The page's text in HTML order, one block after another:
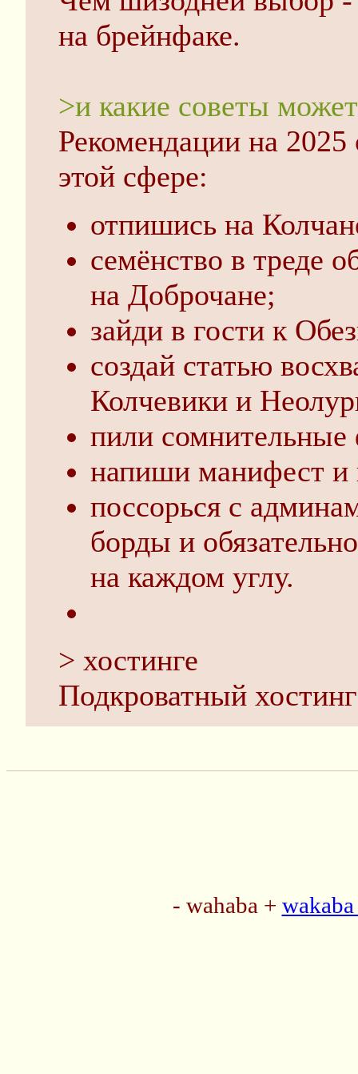
на брейнфаке.
>и какие советы
Рекомендации на
этой сфере:
отпишись на
семёнство в треде
на Доброчане;
зайди в гости к
создай статью
Колчевики и
пили
напиши манифест и
поссорься с
борды и
на каждом углу.
> хостинге
Подкроватный
- wahaba +